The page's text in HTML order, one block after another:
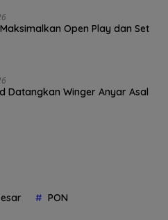
Open Play dan Set
Datangkan Winger Anyar Asal
PON